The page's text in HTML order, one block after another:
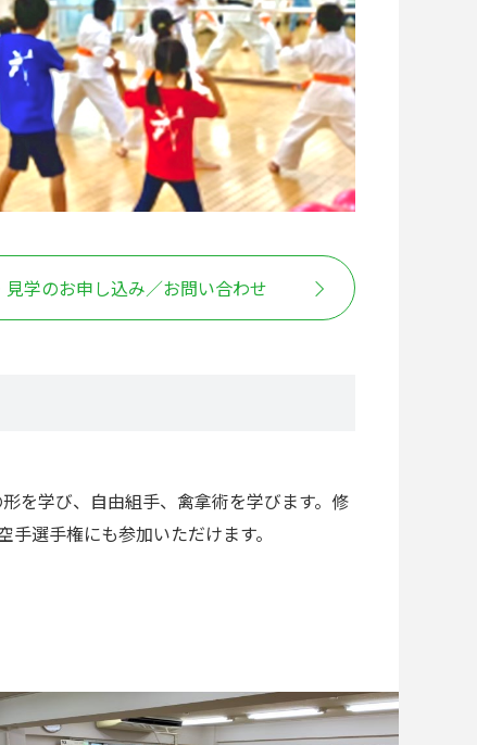
見学のお申し込み／お問い合わせ
を学び、自由組手、禽拿術を学びます。修
選手権にも参加いただけます。